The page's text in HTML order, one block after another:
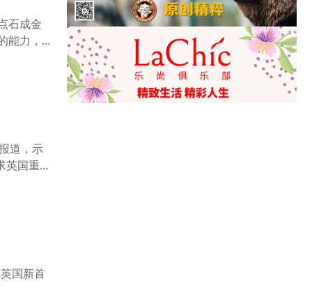
石成金
能力，
道，示
英国重
国新首